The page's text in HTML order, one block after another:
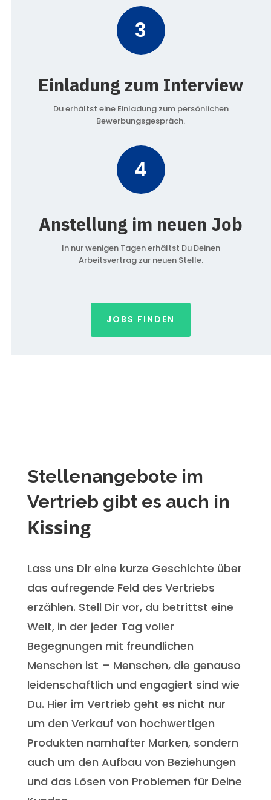
3
Einladung zum Interview
Du erhältst eine Einladung zum persönlichen
Bewerbungsgespräch.
4
Anstellung im neuen Job
In nur wenigen Tagen erhältst Du Deinen
Arbeitsvertrag zur neuen Stelle.
JOBS FINDEN
Stellenangebote im
Vertrieb gibt es auch in
Kissing
Lass uns Dir eine kurze Geschichte über
das aufregende Feld des Vertriebs
erzählen. Stell Dir vor, du betrittst eine
Welt, in der jeder Tag voller
Begegnungen mit freundlichen
Menschen ist – Menschen, die genauso
leidenschaftlich und engagiert sind wie
Du. Hier im Vertrieb geht es nicht nur
um den Verkauf von hochwertigen
Produkten namhafter Marken, sondern
auch um den Aufbau von Beziehungen
und das Lösen von Problemen für Deine